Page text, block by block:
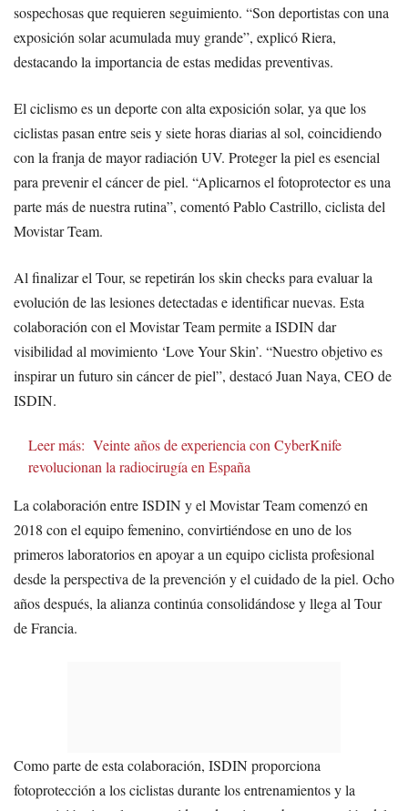
sospechosas que requieren seguimiento. “Son deportistas con una
exposición solar acumulada muy grande”, explicó Riera,
destacando la importancia de estas medidas preventivas.
El ciclismo es un deporte con alta exposición solar, ya que los
ciclistas pasan entre seis y siete horas diarias al sol, coincidiendo
con la franja de mayor radiación UV. Proteger la piel es esencial
para prevenir el cáncer de piel. “Aplicarnos el fotoprotector es una
parte más de nuestra rutina”, comentó Pablo Castrillo, ciclista del
Movistar Team.
Al finalizar el Tour, se repetirán los skin checks para evaluar la
evolución de las lesiones detectadas e identificar nuevas. Esta
colaboración con el Movistar Team permite a ISDIN dar
visibilidad al movimiento ‘Love Your Skin’. “Nuestro objetivo es
inspirar un futuro sin cáncer de piel”, destacó Juan Naya, CEO de
ISDIN.
Leer más: Veinte años de experiencia con CyberKnife
revolucionan la radiocirugía en España
La colaboración entre ISDIN y el Movistar Team comenzó en
2018 con el equipo femenino, convirtiéndose en uno de los
primeros laboratorios en apoyar a un equipo ciclista profesional
desde la perspectiva de la prevención y el cuidado de la piel. Ocho
años después, la alianza continúa consolidándose y llega al Tour
de Francia.
Como parte de esta colaboración, ISDIN proporciona
fotoprotección a los ciclistas durante los entrenamientos y la